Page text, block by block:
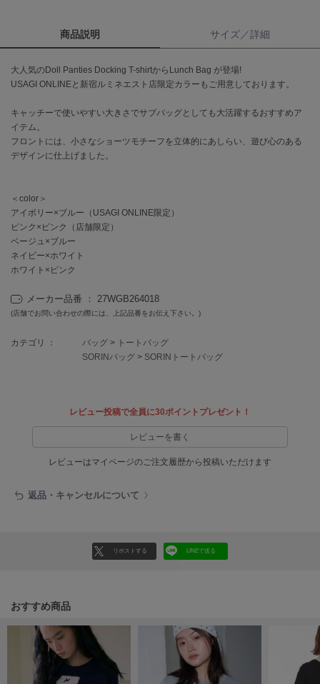
célon
セロン
Clarks Premium
クラークス
CODE A
COLE HAAN
CONVERSE
コンバース
DANSKIN
ダンスキン
emmi atelier
エミ アトリエ
emmi yoga
エミヨガ
FRAY I.D
商品説明 サイズ／詳細
大人気のDoll Panties Docking T-shirtからLunch Bag が登場!
USAGI ONLINEと新宿ルミネエスト店限定カラーもご用意しております。
キャッチーで使いやすい大きさでサブバッグとしても大活躍するおすすめア
イテム。
フロントには、小さなショーツモチーフを立体的にあしらい、遊び心のある
デザインに仕上げました。
＜color＞
アイボリー×ブルー（USAGI ONLINE限定）
ピンク×ピンク（店舗限定）
ベージュ×ブルー
ネイビー×ホワイト
ホワイト×ピンク
メーカー品番 ： 27WGB264018
(店舗でお問い合わせの際には、上記品番をお伝え下さい。)
カテゴリ ： バッグ > トートバッグ
SORINバッグ > SORINトートバッグ
レビュー投稿で全員に30ポイントプレゼント！
レビューを書く
レビューはマイページのご注文履歴から投稿いただけます
返品・キャンセルについて
リポストする LINEで送る
おすすめ商品